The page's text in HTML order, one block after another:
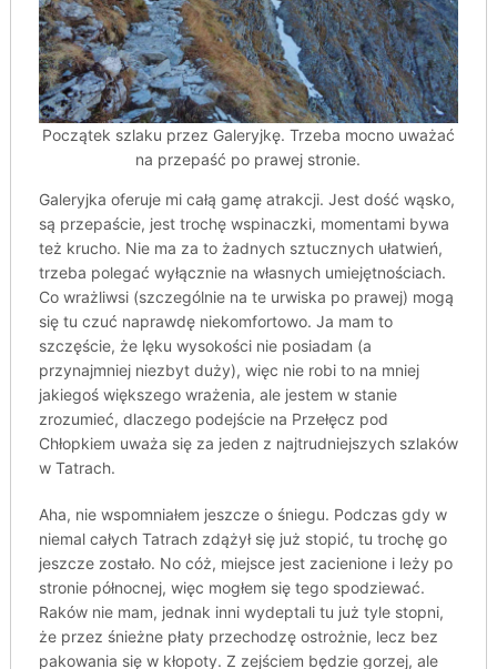
Początek szlaku przez Galeryjkę. Trzeba mocno uważać
na przepaść po prawej stronie.
Galeryjka oferuje mi całą gamę atrakcji. Jest dość wąsko,
są przepaście, jest trochę wspinaczki, momentami bywa
też krucho. Nie ma za to żadnych sztucznych ułatwień,
trzeba polegać wyłącznie na własnych umiejętnościach.
Co wrażliwsi (szczególnie na te urwiska po prawej) mogą
się tu czuć naprawdę niekomfortowo. Ja mam to
szczęście, że lęku wysokości nie posiadam (a
przynajmniej niezbyt duży), więc nie robi to na mniej
jakiegoś większego wrażenia, ale jestem w stanie
zrozumieć, dlaczego podejście na Przełęcz pod
Chłopkiem uważa się za jeden z najtrudniejszych szlaków
w Tatrach.
Aha, nie wspomniałem jeszcze o śniegu. Podczas gdy w
niemal całych Tatrach zdążył się już stopić, tu trochę go
jeszcze zostało. No cóż, miejsce jest zacienione i leży po
stronie północnej, więc mogłem się tego spodziewać.
Raków nie mam, jednak inni wydeptali tu już tyle stopni,
że przez śnieżne płaty przechodzę ostrożnie, lecz bez
pakowania się w kłopoty. Z zejściem będzie gorzej, ale